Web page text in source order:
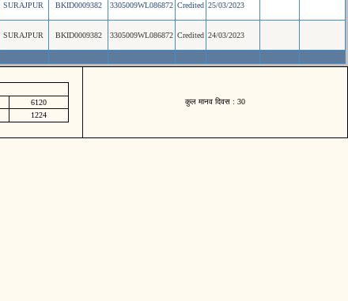
SURAJPUR BKID0009382 3305009WL086872 Credited 25/03/2023
SURAJPUR BKID0009382 3305009WL086872 Credited 24/03/2023
6120
1224
कुल मानव दिवस : 30